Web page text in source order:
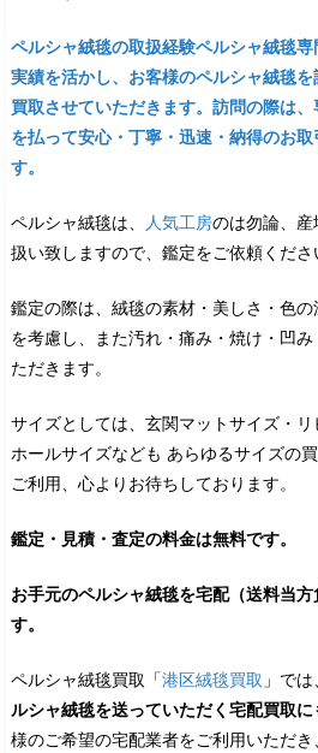
ペルシャ絨毯の取扱経験ペルシャ絨毯
実績を活かし、お客様のペルシャ絨毯
買取させていただきます。訪問の際は
を払って安心・丁寧・迅速・納得のお
す。
ペルシャ絨毯は、 人気工房のは勿論、
扱い致しますので、鑑定をご依頼くださ
鑑定の際は、絨毯の素材・美しさ・色
を考慮し、また汚れ・痛み・焼け・凹
ただきます。
サイズとしては、玄関マットサイズ・リ
ホールサイズなども あらゆるサイズの
ご利用、心よりお待ちしております。
鑑定・見積・査定の料金は無料です。
お手元のペルシャ絨毯を宅配（送料当
す。
ペルシャ絨毯買取「港区絨毯買取 」では、
ルシャ絨毯を送っていただく宅配買取に
様のご希望の宅配業者をご利用いただき、